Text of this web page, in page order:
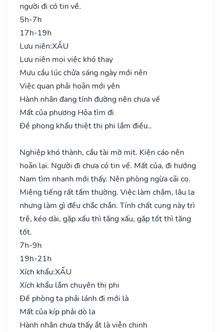
người đi có tin về.
5h-7h
17h-19h
Lưu niên:XẤU
Lưu niên mọi việc khó thay
Mưu cầu lúc chửa sáng ngày mới nên
Việc quan phải hoãn mới yên
Hành nhân đang tính đường nên chưa về
Mất của phương Hỏa tìm đi
Đề phong khẩu thiệt thị phi lắm điều..
Nghiệp khó thành, cầu tài mờ mịt. Kiện cáo nên
hoãn lại. Người đi chưa có tin về. Mất của, đi hướng
Nam tìm nhanh mới thấy. Nên phòng ngừa cãi cọ.
Miệng tiếng rất tầm thường. Việc làm chậm, lâu la
nhưng làm gì đều chắc chắn. Tính chất cung này trì
trệ, kéo dài, gặp xấu thì tăng xấu, gặp tốt thì tăng
tốt.
7h-9h
19h-21h
Xích khẩu:XẤU
Xích khẩu lắm chuyên thị phi
Đề phòng ta phải lánh đi mới là
Mất của kíp phải dò la
Hành nhân chưa thấy ắt là viễn chinh